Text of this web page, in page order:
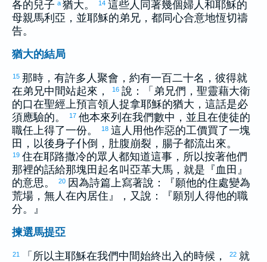
各的兒子 a 猶大。 14 這些人同著幾個婦人和耶穌的
母親馬利亞 ，並耶穌的弟兄，都同心合意地恆切禱
告。
猶大的結局
15 那時，有許多人聚會，約有一百二十名， 彼得就
在弟兄中間站起來，
16 說：「弟兄們，聖靈藉大衛
的口在聖經上預言領人捉拿耶穌的猶大 ，這話是必
須應驗的。
17 他本來列在我們數中，並且在使徒的
職任上得了一份。
18 這人用他作惡的工價買了一塊
田，以後身子仆倒，肚腹崩裂，腸子都流出來。
19 住在耶路撒冷的眾人都知道這事，所以按著他們
那裡的話給那塊田起名叫 亞革大馬 ，就是『血田』
的意思。
20 因為詩篇上寫著說：『願他的住處變為
荒場，無人在內居住』，又說：『願別人得他的職
分。』
揀選馬提亞
21 「所以主耶穌在我們中間始終出入的時候， 22 就